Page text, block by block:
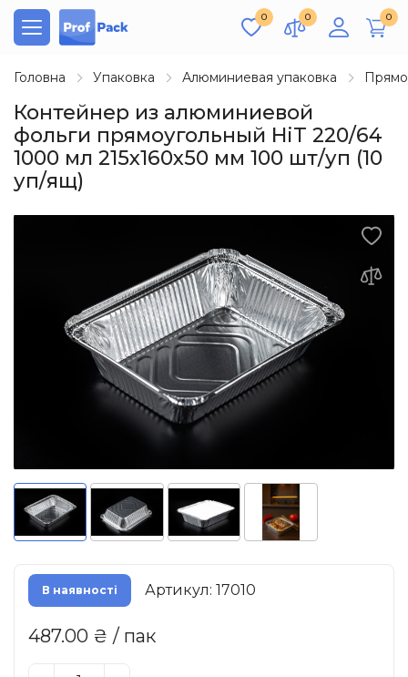
0 0 0
Головна Упаковка Алюминиевая упаковка
Контейнер из алюминиевой
фольги прямоугольный HiT 220/64
1000 мл 215х160х50 мм 100 шт/уп (10
уп/ящ)
В наявності Артикул: 17010
487.00 ₴ / пак